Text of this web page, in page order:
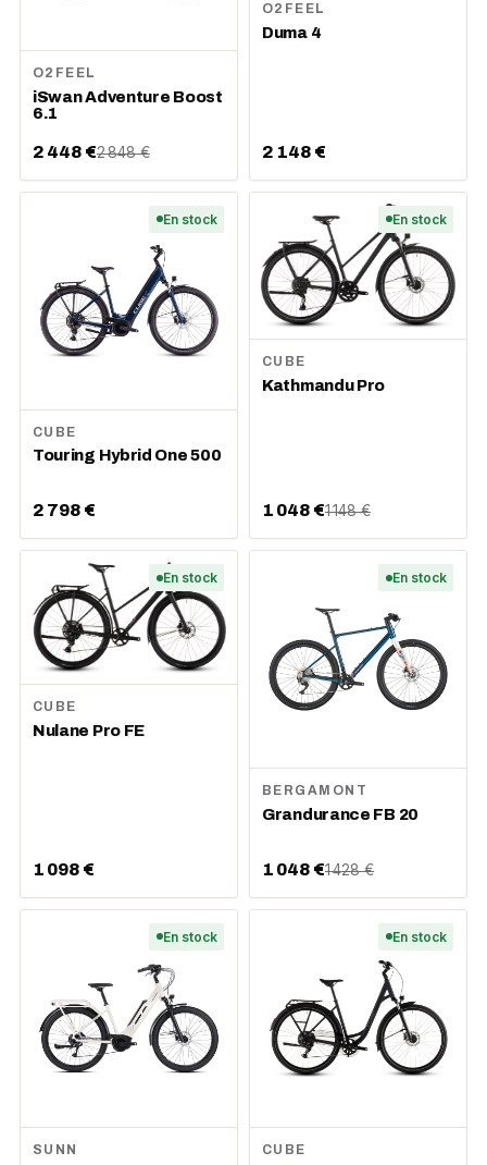
O2FEEL
iSwan Adventure Boost
6.1
2 448 €2 848 €
O2FEEL
Duma 4
2 148 €
En stock
CUBE
Touring Hybrid One 500
2 798 €
En stock
CUBE
Kathmandu Pro
1 048 €1 148 €
En stock
CUBE
Nulane Pro FE
1 098 €
En stock
BERGAMONT
Grandurance FB 20
1 048 €1 428 €
En stock
SUNN
En stock
CUBE